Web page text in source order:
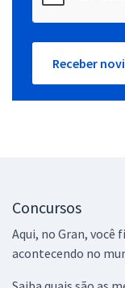
Receber
Concursos
Aqui, no Gran, você
acontecendo no